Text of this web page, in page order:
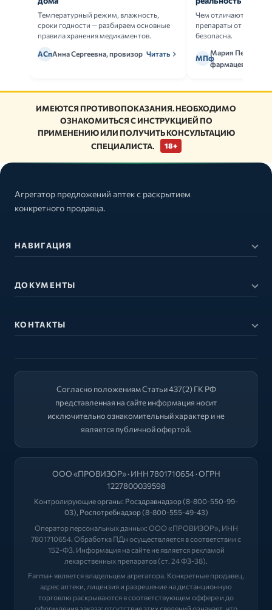
Температурный режим, влажность,
сроки годности — разбираем основные
правила хранения медикаментов.
АСпАнна Сергеевна, провизор Читать
Чем отличаются
препараты от
безопасна.
МПф
Мария Петрова,
фармацевт
ИМЕЮТСЯ ПРОТИВОПОКАЗАНИЯ. НЕОБХОДИМО
ОЗНАКОМИТЬСЯ С ИНСТРУКЦИЕЙ ПО
ПРИМЕНЕНИЮ ИЛИ ПОЛУЧИТЬ КОНСУЛЬТАЦИЮ
СПЕЦИАЛИСТА.
18+
Агрегатор предложений аптек с раскрытием
конкретного продавца.
НАВИГАЦИЯ
ДОКУМЕНТЫ
КОНТАКТЫ
Согласно положениям Статьи 437(2) ГК РФ
представленная на сайте информация носит
исключительно ознакомительный характер и не
является публичной офертой.
ООО «ПРОВИЗОР» · ИНН 7801710654 · ОГРН
1227800039598
Контролирующие органы: Росздравнадзор(8-800-550-99-
03), Роспотребнадзор(8-800-555-49-43)
Оператор персональных данных: ООО «ПРОВИЗОР», ИНН
7801710654. Обработка ПДн осуществляется в соответствии с
152-ФЗ. Информация на сайте не является рекламой
лекарственных препаратов (ст. 24 ФЗ-38).
Farma+ является владельцем агрегатора. Конкретные продавец,
адрес аптеки, лицензия и разрешение на дистанционную
торговлю раскрываются в соответствующем оффере и до
оформления заказа; отсутствие этих сведений означает, что